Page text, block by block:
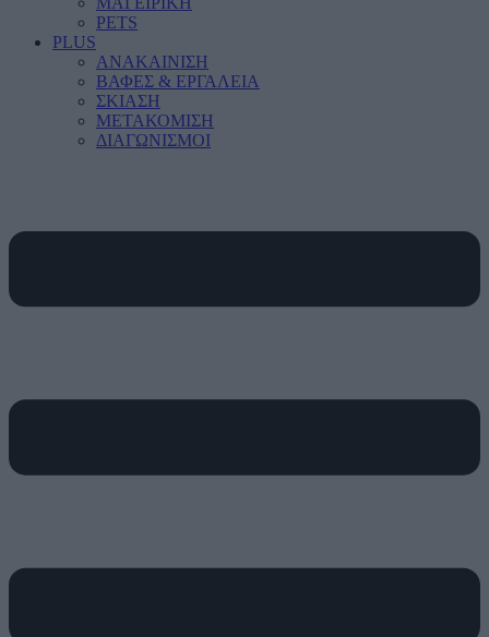
PETS
PLUS
ΑΝΑΚΑΙΝΙΣΗ
ΒΑΦΕΣ & ΕΡΓΑΛΕΙΑ
ΣΚΙΑΣΗ
ΜΕΤΑΚΟΜΙΣΗ
ΔΙΑΓΩΝΙΣΜΟΙ